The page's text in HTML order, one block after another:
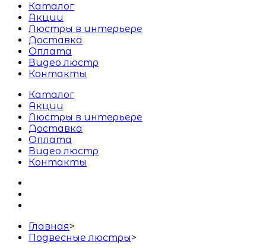
Каталог
Акции
Люстры в интерьере
Доставка
Оплата
Видео люстр
Контакты
Каталог
Акции
Люстры в интерьере
Доставка
Оплата
Видео люстр
Контакты
Главная>
Подвесные люстры>